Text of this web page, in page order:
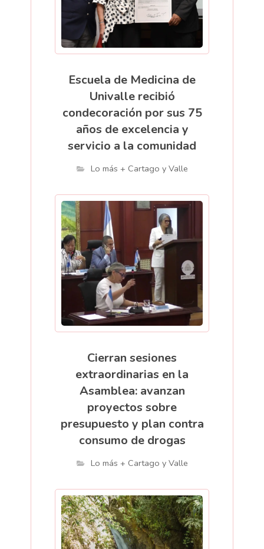
Escuela de Medicina de
Univalle recibió
condecoración por sus 75
años de excelencia y
servicio a la comunidad
Lo más + Cartago y Valle
Cierran sesiones
extraordinarias en la
Asamblea: avanzan
proyectos sobre
presupuesto y plan contra
consumo de drogas
Lo más + Cartago y Valle